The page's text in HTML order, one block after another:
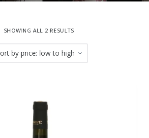
SHOWING ALL 2 RESULTS